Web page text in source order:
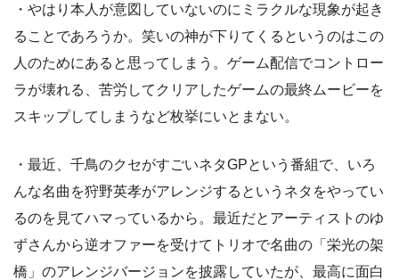
・やはり本人が意図していないのにミラクルな現象が起き
ることであろうか。笑いの神が下りてくるというのはこの
人のためにあると思ってしまう。ゲーム配信でコントロー
ラが壊れる、苦労してクリアしたゲームの最終ムービーを
スキップしてしまうなど枚挙にいとまない。
・最近、千鳥のクセがすごいネタGPという番組で、いろ
んな名曲を狩野英孝がアレンジするというネタをやってい
るのを見てハマっているから。最近だとアーティストのゆ
ずさんから逆オファーを受けてトリオで名曲の「栄光の架
橋」のアレンジバージョンを披露していたが、最高に面白